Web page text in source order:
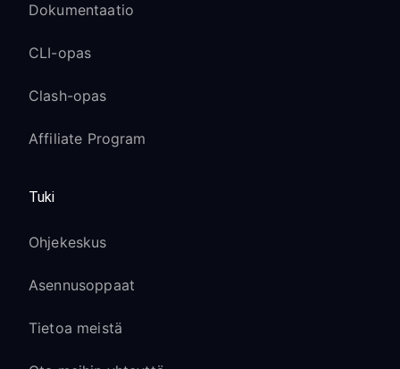
Dokumentaatio
CLI-opas
Clash-opas
Affiliate Program
Tuki
Ohjekeskus
Asennusoppaat
Tietoa meistä